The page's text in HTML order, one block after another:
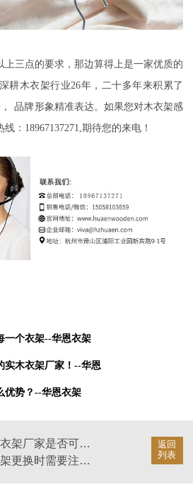
上三点的要求，那边算得上是一家优质的
耕木衣架行业26年，二十多年来积累了
品牌形象精准表达。如果您对木衣架感
：18967137271,期待您的来电！
一个衣架--华恩衣架
实木衣架厂家！--华恩
优势？--华恩衣架
返回
列表
如何判断实木衣架厂家是否可靠？--华恩
服装店女装衣架更换时需要注意什么？--华恩